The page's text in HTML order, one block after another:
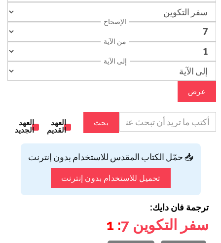
الإصحاح
من الآية
إلى الآية
عرض
بحث
العهد
القديم
العهد
الجديد
📥 حمّل الكتاب المقدس للاستخدام بدون إنترنت
تحميل للاستخدام بدون إنترنت
ترجمة فان دايك:
سفر التكوين 7
: 1